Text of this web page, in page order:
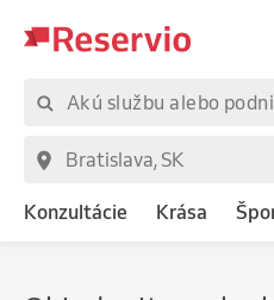
Konzultácie Krása